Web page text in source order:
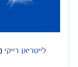
לייטריאן רייקי(1)